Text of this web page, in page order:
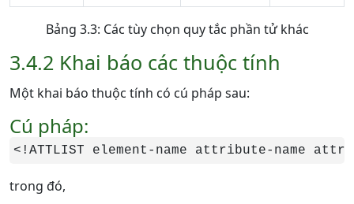
Bảng 3.3: Các tùy chọn quy tắc phần tử khác
3.4.2 Khai báo các thuộc tính
Một khai báo thuộc tính có cú pháp sau:
Cú pháp:
<!ATTLIST element-name attribute-name
trong đó,